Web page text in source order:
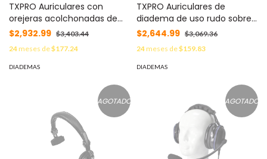
TXPRO Auriculares con
orejeras acolchonadas de
gel con micrófono flexible
con cancelación de ruido
para radios ICOM IC-F50/
60/ 50V/ 60V/ 3161/ 4161
$2,932.99 $3,403.44
24meses de$177.24
DIADEMAS
TXPRO Auriculares de
diadema de uso rudo sobre
la cabeza para ICOM
ICF50/60/3161/4161 MOD: TX-
750-S04
$2,644.99 $3,069.36
24meses de$159.83
DIADEMAS
AGOTADO AGOTADO